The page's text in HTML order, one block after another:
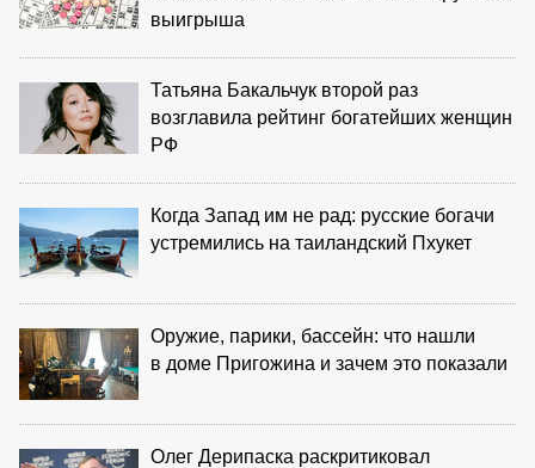
выигрыша
Татьяна Бакальчук второй раз
возглавила рейтинг богатейших женщин
РФ
Когда Запад им не рад: русские богачи
устремились на таиландский Пхукет
Оружие, парики, бассейн: что нашли
в доме Пригожина и зачем это показали
Олег Дерипаска раскритиковал